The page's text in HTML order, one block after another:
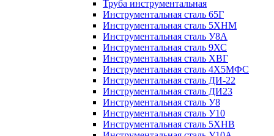
Труба инструментальная
Инструментальная сталь 65Г
Инструментальная сталь 5ХНМ
Инструментальная сталь У8А
Инструментальная сталь 9ХС
Инструментальная сталь ХВГ
Инструментальная сталь 4Х5МФС
Инструментальная сталь ДИ-22
Инструментальная сталь ДИ23
Инструментальная сталь У8
Инструментальная сталь У10
Инструментальная сталь 5ХНВ